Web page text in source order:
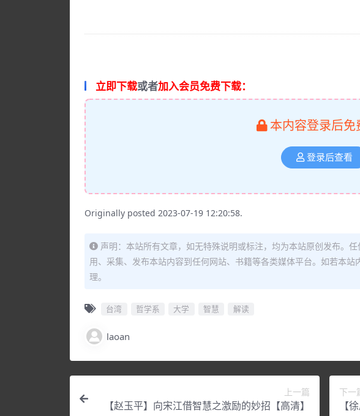
立即下载或者加入会员免费下载：
本内容登录后免
登录后查看
Originally posted 2023-07-19 12:20:58.
声明：本站所有文章，如无特殊说明或标注，均为本站原创发布。
用、采集、发布本站内容到任何网站、书籍等各类媒体平台。如若本
理。
台湾 哲学系 大学 智慧 解读
laoan
上一篇
【赵玉平】向宋江借智慧之激励的妙招【高清】
下一
【